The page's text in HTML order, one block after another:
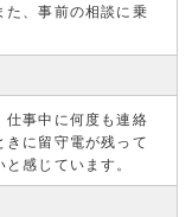
た、事前の相談に乗
仕事中に何度も連絡
きに留守電が残って
感じています。